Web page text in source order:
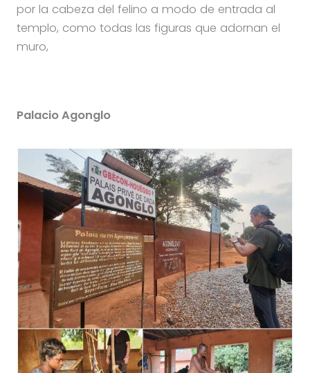
por la cabeza del felino a modo de entrada al
templo, como todas las figuras que adornan el
muro,
Palacio Agonglo